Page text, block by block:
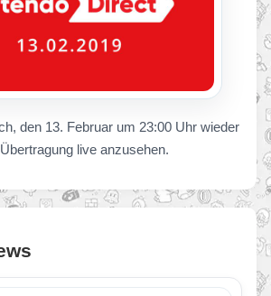
den 13. Februar um 23:00 Uhr wieder
live anzusehen.